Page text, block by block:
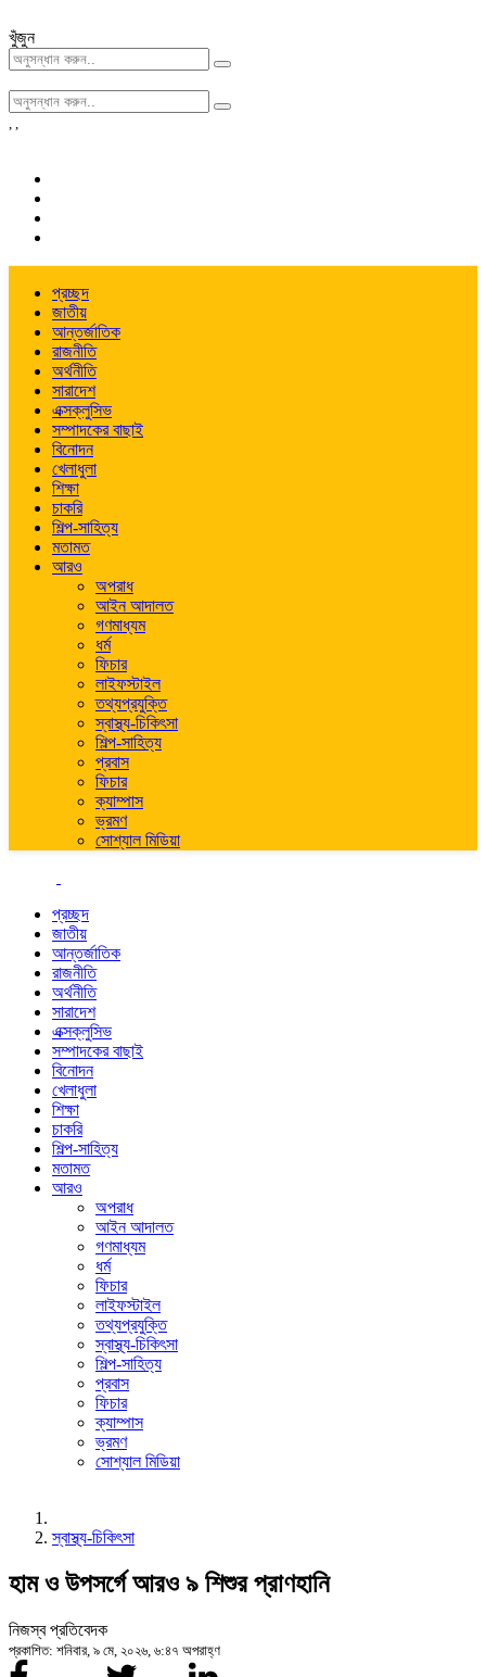
খুঁজুন
, ,
প্রচ্ছদ
জাতীয়
আন্তর্জাতিক
রাজনীতি
অর্থনীতি
সারাদেশ
এক্সক্লুসিভ
সম্পাদকের বাছাই
বিনোদন
খেলাধুলা
শিক্ষা
চাকরি
শিল্প-সাহিত্য
মতামত
আরও
অপরাধ
আইন আদালত
গণমাধ্যম
ধর্ম
ফিচার
লাইফস্টাইল
তথ্যপ্রযুক্তি
স্বাস্থ্য-চিকিৎসা
শিল্প-সাহিত্য
প্রবাস
ফিচার
ক্যাম্পাস
ভ্রমণ
সোশ্যাল মিডিয়া
প্রচ্ছদ
জাতীয়
আন্তর্জাতিক
রাজনীতি
অর্থনীতি
সারাদেশ
এক্সক্লুসিভ
সম্পাদকের বাছাই
বিনোদন
খেলাধুলা
শিক্ষা
চাকরি
শিল্প-সাহিত্য
মতামত
আরও
অপরাধ
আইন আদালত
গণমাধ্যম
ধর্ম
ফিচার
লাইফস্টাইল
তথ্যপ্রযুক্তি
স্বাস্থ্য-চিকিৎসা
শিল্প-সাহিত্য
প্রবাস
ফিচার
ক্যাম্পাস
ভ্রমণ
সোশ্যাল মিডিয়া
স্বাস্থ্য-চিকিৎসা
হাম ও উপসর্গে আরও ৯ শিশুর প্রাণহানি
নিজস্ব প্রতিবেদক
প্রকাশিত: শনিবার, ৯ মে, ২০২৬, ৬:৪৭ অপরাহ্ণ